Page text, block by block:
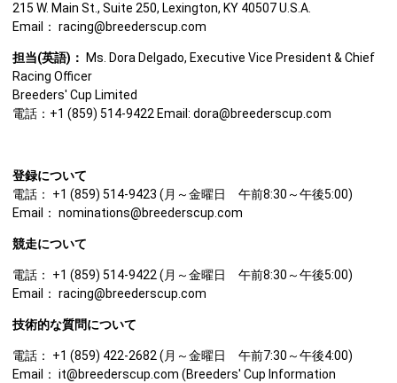
215 W. Main St., Suite 250, Lexington, KY 40507 U.S.A.
Email： racing@breederscup.com
担当(英語)：
Ms. Dora Delgado, Executive Vice President & Chief
Racing Officer
Breeders' Cup Limited
電話：+1 (859) 514-9422 Email: dora@breederscup.com
登録について
電話： +1 (859) 514-9423 (月～金曜日 午前8:30～午後5:00)
Email： nominations@breederscup.com
競走について
電話： +1 (859) 514-9422 (月～金曜日 午前8:30～午後5:00)
Email： racing@breederscup.com
技術的な質問について
電話： +1 (859) 422-2682 (月～金曜日 午前7:30～午後4:00)
Email： it@breederscup.com (Breeders' Cup Information